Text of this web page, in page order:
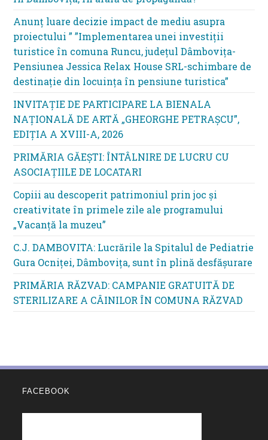
Anunț luare decizie impact de mediu asupra
proiectului ” ”Implementarea unei investiții
turistice în comuna Runcu, județul Dâmbovița-
Pensiunea Jessica Relax House SRL-schimbare de
destinație din locuința în pensiune turistica”
INVITAȚIE DE PARTICIPARE LA BIENALA
NAȚIONALĂ DE ARTĂ „GHEORGHE PETRAȘCU”,
EDIŢIA A XVIII-A, 2026
PRIMĂRIA GĂEȘTI: ÎNTÂLNIRE DE LUCRU CU
ASOCIAȚIILE DE LOCATARI
Copiii au descoperit patrimoniul prin joc și
creativitate în primele zile ale programului
„Vacanță la muzeu”
C.J. DAMBOVITA: Lucrările la Spitalul de Pediatrie
Gura Ocniței, Dâmbovița, sunt în plină desfășurare
PRIMĂRIA RĂZVAD: CAMPANIE GRATUITĂ DE
STERILIZARE A CÂINILOR ÎN COMUNA RĂZVAD
FACEBOOK